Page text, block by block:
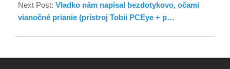
Next Post: Vladko nám napísal bezdotykovo, očami
vianočné prianie (prístroj Tobii PCEye + p…